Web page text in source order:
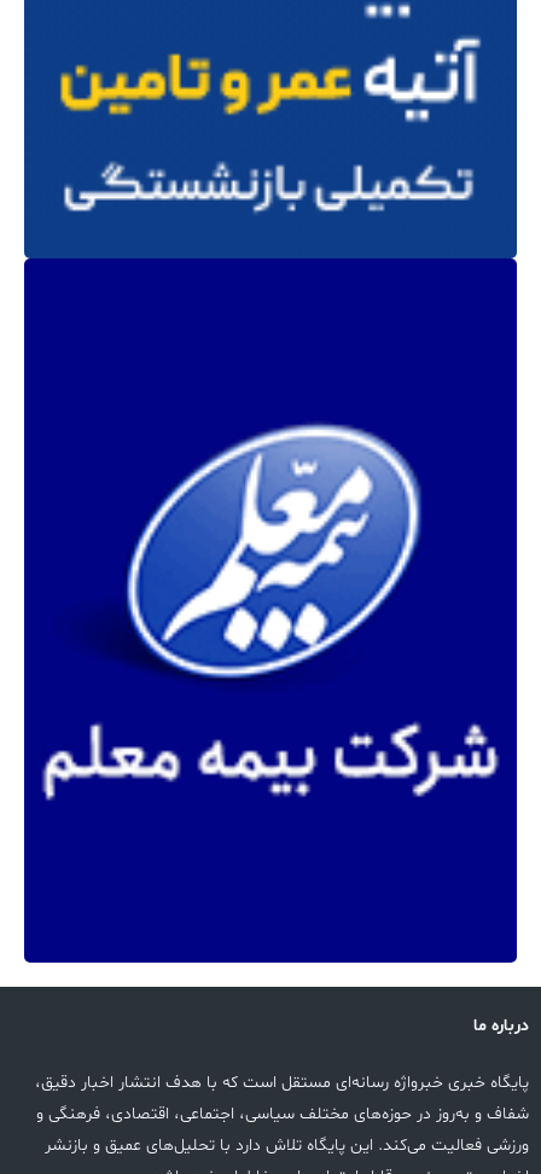
درباره ما
پایگاه خبری خبرواژه رسانه‌ای مستقل است که با هدف انتشار اخبار دقیق،
شفاف و به‌روز در حوزه‌های مختلف سیاسی، اجتماعی، اقتصادی، فرهنگی و
ورزشی فعالیت می‌کند. این پایگاه تلاش دارد با تحلیل‌های عمیق و بازنشر